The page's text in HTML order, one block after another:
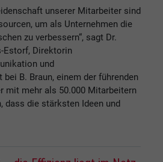
unserer Mitarbeiter sind
um als Unternehmen die
zu verbessern“, sagt Dr.
Estorf, Direktorin
und
B. Braun, einem der führenden
mit mehr als 50.000 Mitarbeitern
dass die stärksten Ideen und